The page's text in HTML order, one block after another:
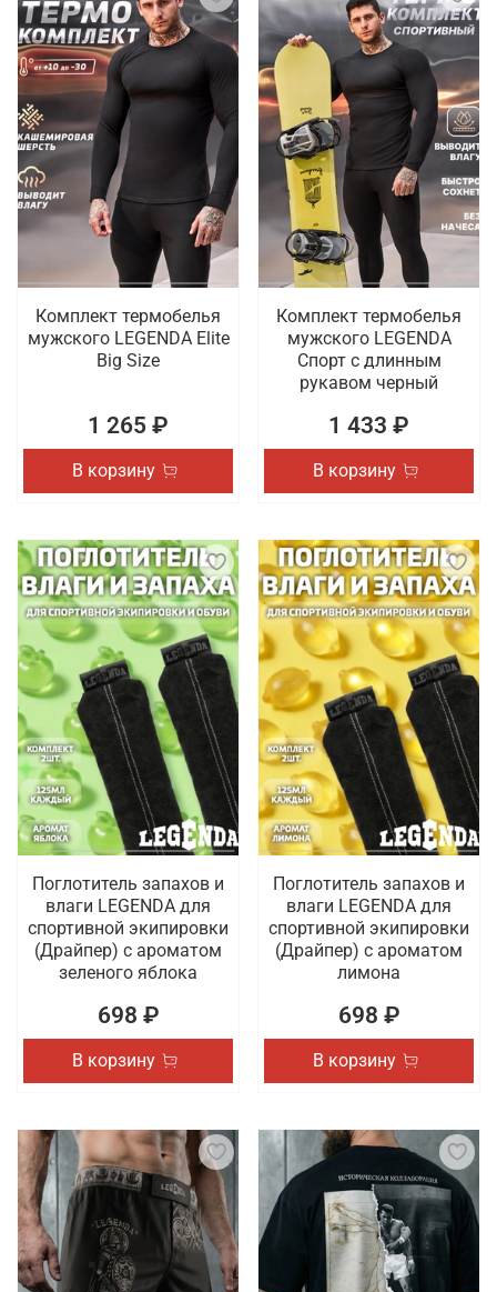
Комплект термобелья
мужского LEGENDA Elite
Big Size
1 265 ₽
В корзину
Комплект термобелья
мужского LEGENDA
Спорт с длинным
рукавом черный
1 433 ₽
В корзину
Поглотитель запахов и
влаги LEGENDA для
спортивной экипировки
(Драйпер) с ароматом
зеленого яблока
698 ₽
В корзину
Поглотитель запахов и
влаги LEGENDA для
спортивной экипировки
(Драйпер) с ароматом
лимона
698 ₽
В корзину